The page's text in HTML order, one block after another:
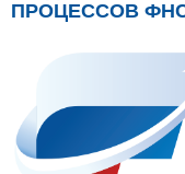
ПРОЦЕССОВ